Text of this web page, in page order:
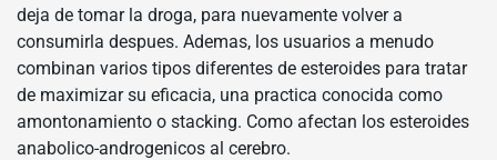
deja de tomar la droga, para nuevamente volver a
consumirla despues. Ademas, los usuarios a menudo
combinan varios tipos diferentes de esteroides para tratar
de maximizar su eficacia, una practica conocida como
amontonamiento o stacking. Como afectan los esteroides
anabolico-androgenicos al cerebro.